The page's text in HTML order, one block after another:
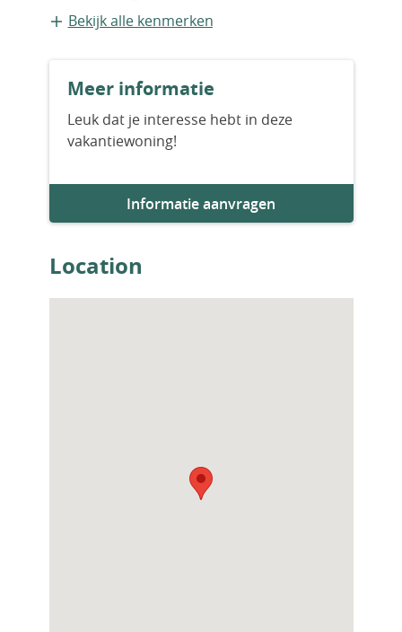
Appartement
Nieuwbouw
Aantal slaapkamers
Aantal badkamers
Woningfaciliteiten
Bekijk alle kenmerken
Meer informatie
Leuk dat je interesse hebt in deze
vakantiewoning!
Informatie aanvragen
Location